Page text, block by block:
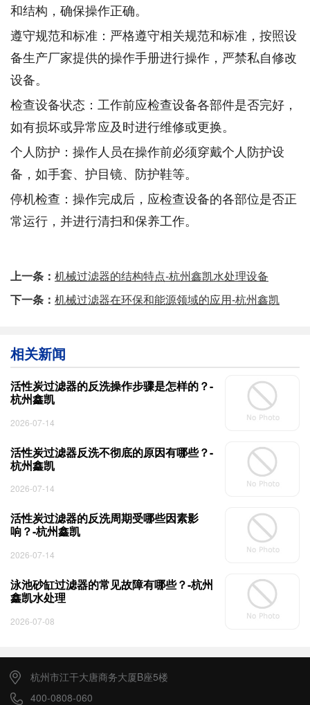
和结构，确保操作正确。
遵守规范和标准：严格遵守相关规范和标准，按照设
备生产厂家提供的操作手册进行操作，严禁私自修改
设备。
检查设备状态：工作前应检查设备各部件是否完好，
如有损坏或异常应及时进行维修或更换。
个人防护：操作人员在操作前必须穿戴个人防护设
备，如手套、护目镜、防护鞋等。
停机检查：操作完成后，应检查设备的各部位是否正
常运行，并进行清扫和保养工作。
上一条： 机械过滤器的结构特点-杭州鑫凯水处理设备
下一条： 机械过滤器在环保和能源领域的应用-杭州鑫凯
相关新闻
活性炭过滤器的反洗操作步骤是怎样的？-
杭州鑫凯
2026-07-14
活性炭过滤器反洗不彻底的原因有哪些？-
杭州鑫凯
2026-07-14
活性炭过滤器的反洗周期受哪些因素影
响？-杭州鑫凯
2026-07-14
泳池砂缸过滤器的常见故障有哪些？-杭州
鑫凯水处理
2026-07-08
杭州市江干大唐商务大厦B座5楼
400-0808-060